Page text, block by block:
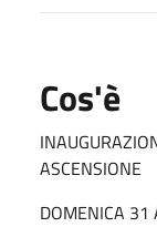
Cos'è
ASCENSIONE
DOMENICA